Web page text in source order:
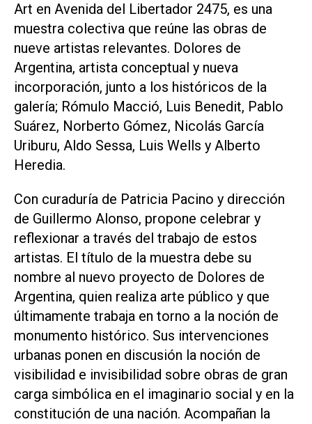
Art en Avenida del Libertador 2475, es una
muestra colectiva que reúne las obras de
nueve artistas relevantes. Dolores de
Argentina, artista conceptual y nueva
incorporación, junto a los históricos de la
galería; Rómulo Macció, Luis Benedit, Pablo
Suárez, Norberto Gómez, Nicolás García
Uriburu, Aldo Sessa, Luis Wells y Alberto
Heredia.
Con curaduría de Patricia Pacino y dirección
de Guillermo Alonso, propone celebrar y
reflexionar a través del trabajo de estos
artistas. El título de la muestra debe su
nombre al nuevo proyecto de Dolores de
Argentina, quien realiza arte público y que
últimamente trabaja en torno a la noción de
monumento histórico. Sus intervenciones
urbanas ponen en discusión la noción de
visibilidad e invisibilidad sobre obras de gran
carga simbólica en el imaginario social y en la
constitución de una nación. Acompañan la